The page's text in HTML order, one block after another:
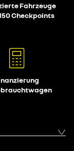
Fahrzeuge
Checkpoints